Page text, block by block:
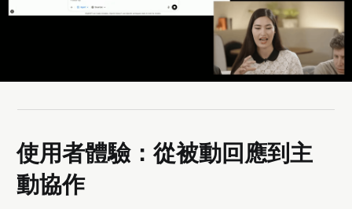
使用者體驗：從被動回應到主
動協作